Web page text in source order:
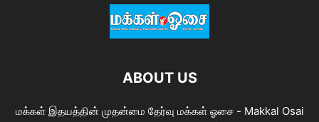
ABOUT US
மக்கள் இதயத்தின் முதன்மை தேர்வு மக்கள் ஓசை - Makkal Osai